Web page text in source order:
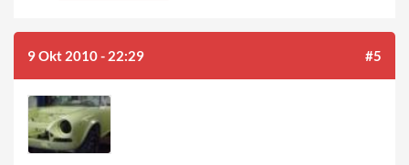
9 Okt 2010 - 22:29 #5